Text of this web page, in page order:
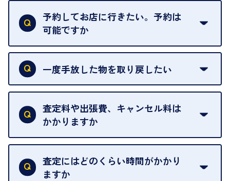
がございます。ご了承ください。
予約してお店に行きたい。予約は
可能ですか
申し訳ありませんが、現在はご来店の予約は承って
おりません。
を整えておりますので、お好きな時にお越しくださ
い。
お急ぎの場合はスタッフに一言お声がけください。
可能な限り、迅速に対応させていただきます。
一度手放した物を取り戻したい
当店は質店ではありませんので、買い取ったお品物
は基本的に販売へと回されます。買い戻しはできま
せんので、ご了承ください。
グオフが可能です。
契約破棄という形で、お品物をお戻しすることがで
きます。
査定料や出張費、キャンセル料は
かかりますか
一切いただいておりません。査定金額にご納得いた
だけない場合は、その場でお断りいただいても問題
ございません。お気軽にご相談ください。
査定にはどのくらい時間がかかり
ますか